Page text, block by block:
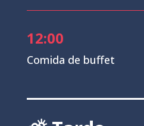
12:00
Comida de buffet